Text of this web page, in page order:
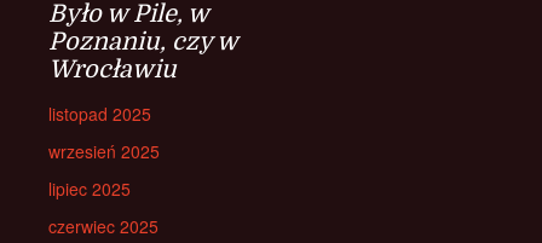
Było w Pile, w
Poznaniu, czy w
Wrocławiu
listopad 2025
wrzesień 2025
lipiec 2025
czerwiec 2025